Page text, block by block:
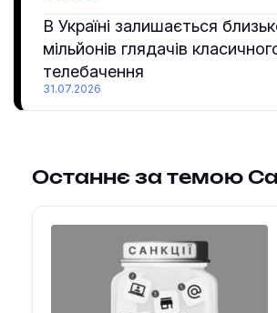
В Україні залишається
мільйонів глядачів
телебачення
31.07.2026
Останнє за темою